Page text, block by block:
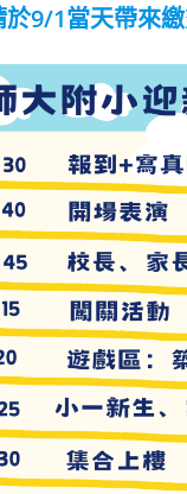
9/1當天帶來繳